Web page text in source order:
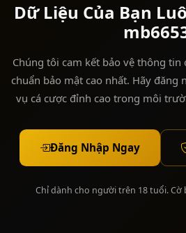
Dữ Liệu Của Bạn
Chúng tôi cam kết bảo vệ thông tin
chuẩn bảo mật cao nhất. Hãy đăng
vụ cá cược đỉnh cao trong môi
Đăng Nhập Ngay
Chỉ dành cho người trên 18 tuổi. Cờ